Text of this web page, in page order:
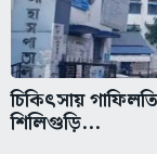
চিকিৎসায়
শিলিগুড়ি...